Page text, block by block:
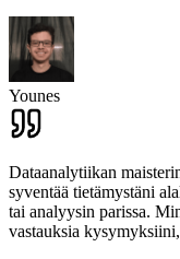
Younes
Dataanalytiikan
syventää tietämystäni
tai analyysin parissa.
vastauksia